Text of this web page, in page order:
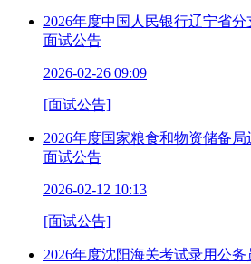
2026年度中国人民银行辽宁省
面试公告
2026-02-26 09:09
[面试公告]
2026年度国家粮食和物资储备
面试公告
2026-02-12 10:13
[面试公告]
2026年度沈阳海关考试录用公